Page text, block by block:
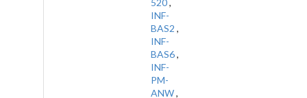
INF-
BAS2 ,
INF-
BAS6,
INF-
PM-
ANW,